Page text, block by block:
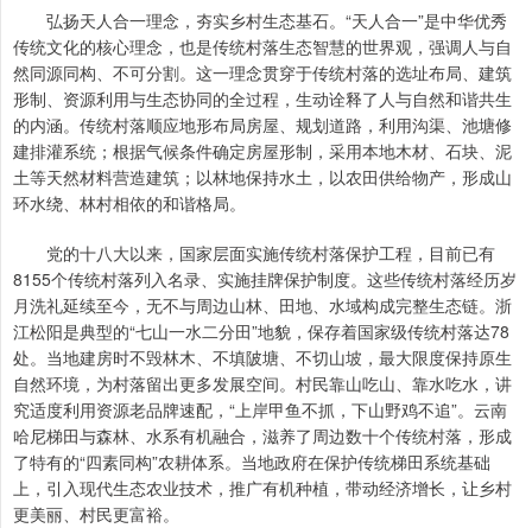
弘扬天人合一理念，夯实乡村生态基石。“天人合一”是中华优秀
传统文化的核心理念，也是传统村落生态智慧的世界观，强调人与自
然同源同构、不可分割。这一理念贯穿于传统村落的选址布局、建筑
形制、资源利用与生态协同的全过程，生动诠释了人与自然和谐共生
的内涵。传统村落顺应地形布局房屋、规划道路，利用沟渠、池塘修
建排灌系统；根据气候条件确定房屋形制，采用本地木材、石块、泥
土等天然材料营造建筑；以林地保持水土，以农田供给物产，形成山
环水绕、林村相依的和谐格局。
党的十八大以来，国家层面实施传统村落保护工程，目前已有
8155个传统村落列入名录、实施挂牌保护制度。这些传统村落经历岁
月洗礼延续至今，无不与周边山林、田地、水域构成完整生态链。浙
江松阳是典型的“七山一水二分田”地貌，保存着国家级传统村落达78
处。当地建房时不毁林木、不填陂塘、不切山坡，最大限度保持原生
自然环境，为村落留出更多发展空间。村民靠山吃山、靠水吃水，讲
究适度利用资源老品牌速配，“上岸甲鱼不抓，下山野鸡不追”。云南
哈尼梯田与森林、水系有机融合，滋养了周边数十个传统村落，形成
了特有的“四素同构”农耕体系。当地政府在保护传统梯田系统基础
上，引入现代生态农业技术，推广有机种植，带动经济增长，让乡村
更美丽、村民更富裕。